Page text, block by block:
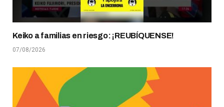
Keiko a familias en riesgo: ¡REUBÍQUENSE!
07/08/2026